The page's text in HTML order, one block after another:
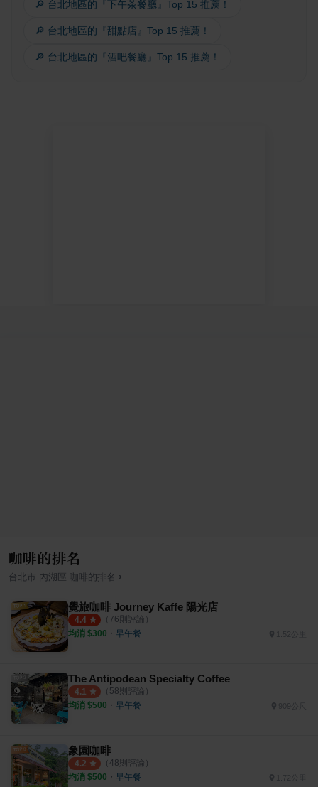
🔎 台北地區的『下午茶餐廳』Top 15 推薦！
🔎 台北地區的『甜點店』Top 15 推薦！
🔎 台北地區的『酒吧餐廳』Top 15 推薦！
咖啡的排名
台北市 內湖區 咖啡 的排名 ›
覺旅咖啡 Journey Kaffe 陽光店
4.4 （ 76則評論）
均消 $300 ・ 早午餐 1.52公里
The Antipodean Specialty Coffee
4.1 （ 58則評論）
均消 $500 ・ 早午餐
象園咖啡
4.2 （ 48則評論）
均消 $500 ・ 早午餐